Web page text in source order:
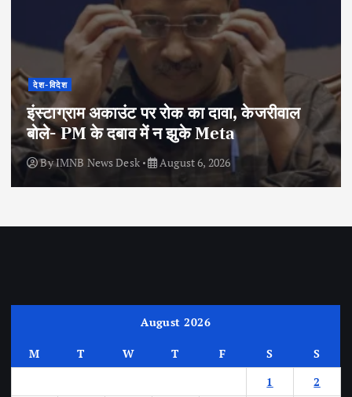
देश-विदेश
इंस्टाग्राम अकाउंट पर रोक का दावा, केजरीवाल
बोले- PM के दबाव में न झुके Meta
ByIMNB News Desk August 6, 2026
August 2026
M T W T F S
S
1
2